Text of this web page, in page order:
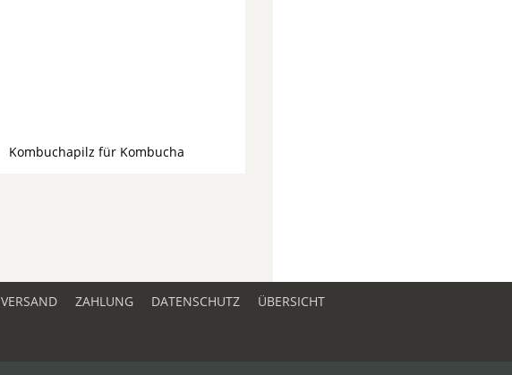
Kombuchapilz für Kombucha
VERSAND ZAHLUNG DATENSCHUTZ ÜBERSICHT